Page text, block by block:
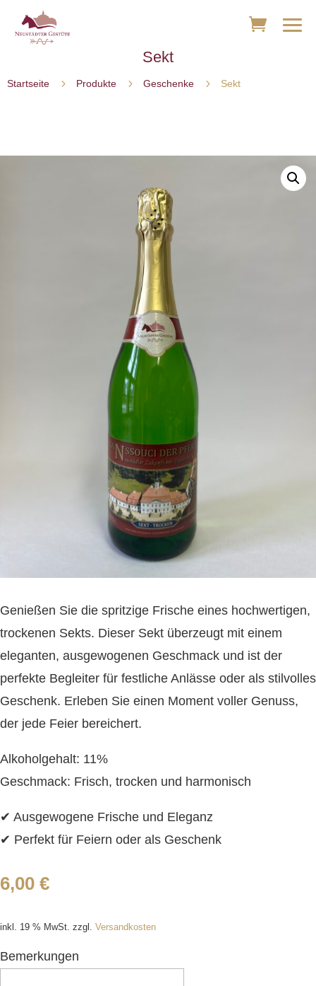
Sekt
Startseite 5 Produkte 5 Geschenke 5 Sekt
Genießen Sie die spritzige Frische eines hochwertigen,
trockenen Sekts. Dieser Sekt überzeugt mit einem
eleganten, ausgewogenen Geschmack und ist der
perfekte Begleiter für festliche Anlässe oder als stilvolles
Geschenk. Erleben Sie einen Moment voller Genuss,
der jede Feier bereichert.
Alkoholgehalt: 11%
Geschmack: Frisch, trocken und harmonisch
✔ Ausgewogene Frische und Eleganz
✔ Perfekt für Feiern oder als Geschenk
6,00 €
inkl. 19 % MwSt. zzgl. Versandkosten
Bemerkungen